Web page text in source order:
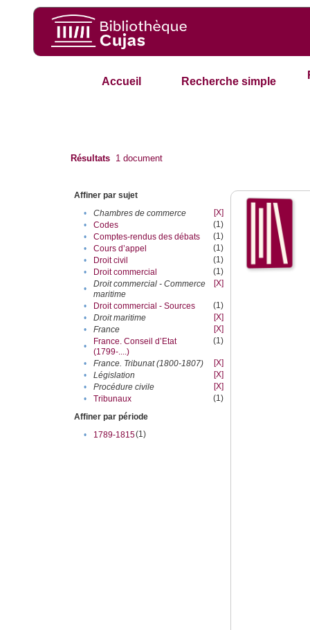
Accueil Recherche simple
Résultats 1 document
Affiner par sujet
•
Chambres de commerce
[X]
•
Codes
(1)
•
Comptes-rendus des débats
(1)
•
Cours d’appel
(1)
•
Droit civil
(1)
•
Droit commercial
(1)
•
Droit commercial - Commerce
maritime
[X]
• Droit commercial - Sources
(1)
•
Droit maritime
[X]
•
France
[X]
•
France. Conseil d’Etat
(1799-....)
(1)
• France. Tribunat (1800-1807)
[X]
•
Législation
[X]
•
Procédure civile
[X]
•
Tribunaux
(1)
Affiner par période
•
1789-1815(1)